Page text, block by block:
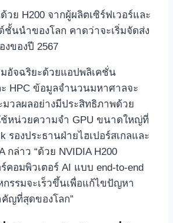
วย H200 จากผู้ผลิตเซิร์ฟเวอร์และ
ชั้นนำของโลก คาดว่าจะเริ่มจัดส่ง
งของปี 2567
มอัจฉริยะด้วยแอปพลิเคชั่น
ะ HPC ข้อมูลจำนวนมหาศาลจะ
มวลผลอย่างมีประสิทธิภาพด้วย
ช้หน่วยความจำ GPU ขนาดใหญ่ที่
รองประธานฝ่ายไฮเปอร์สเกลและ
กล่าว “ด้วย NVIDIA H200
คอมพิวเตอร์ AI แบบ end-to-end
รรมจะเร็วขึ้นเพื่อแก้ไขปัญหา
ญที่สุดของโลก”